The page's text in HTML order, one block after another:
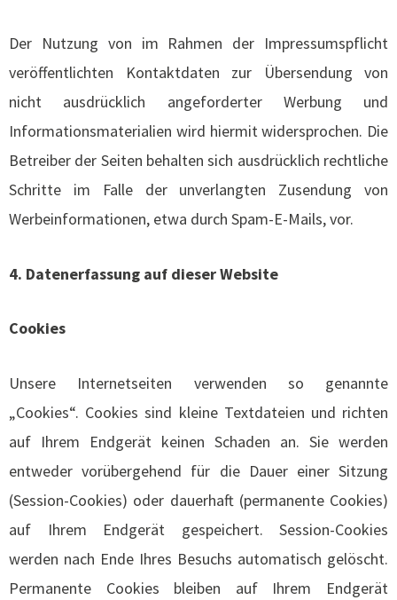
Der Nutzung von im Rahmen der Impressumspflicht
veröffentlichten Kontaktdaten zur Übersendung von
nicht ausdrücklich angeforderter Werbung und
Informationsmaterialien wird hiermit widersprochen. Die
Betreiber der Seiten behalten sich ausdrücklich rechtliche
Schritte im Falle der unverlangten Zusendung von
Werbeinformationen, etwa durch Spam-E-Mails, vor.
4. Datenerfassung auf dieser Website
Cookies
Unsere Internetseiten verwenden so genannte
„Cookies“. Cookies sind kleine Textdateien und richten
auf Ihrem Endgerät keinen Schaden an. Sie werden
entweder vorübergehend für die Dauer einer Sitzung
(Session-Cookies) oder dauerhaft (permanente Cookies)
auf Ihrem Endgerät gespeichert. Session-Cookies
werden nach Ende Ihres Besuchs automatisch gelöscht.
Permanente Cookies bleiben auf Ihrem Endgerät